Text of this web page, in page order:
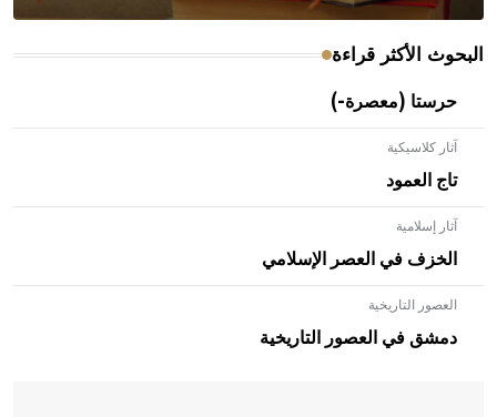
البحوث الأكثر قراءة
حرستا (معصرة-)
آثار كلاسيكية
تاج العمود
آثار إسلامية
الخزف في العصر الإسلامي
العصور التاريخية
دمشق في العصور التاريخية
- هل تعلم أن الأبلق نوع من الفنون الهندسية التي ارتبطت
بالعمارة الإسلامية في بلاد الشام ومصر خاصة، حيث يحرص
المعمار على بناء مداميكه وخاصة في الواجهات